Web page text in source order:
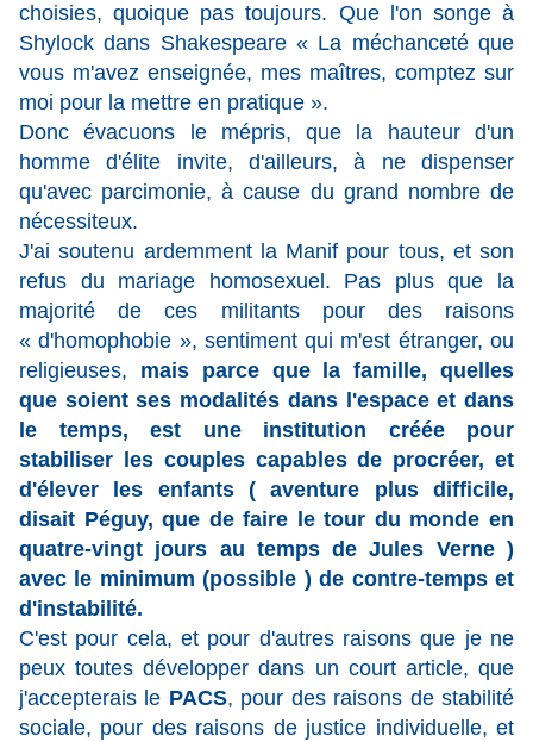
choisies, quoique pas toujours. Que l'on songe à
Shylock dans Shakespeare « La méchanceté que
vous m'avez enseignée, mes maîtres, comptez sur
moi pour la mettre en pratique ».
Donc évacuons le mépris, que la hauteur d'un
homme d'élite invite, d'ailleurs, à ne dispenser
qu'avec parcimonie, à cause du grand nombre de
nécessiteux.
J'ai soutenu ardemment la Manif pour tous, et son
refus du mariage homosexuel. Pas plus que la
majorité de ces militants pour des raisons
« d'homophobie », sentiment qui m'est étranger, ou
religieuses, mais parce que la famille, quelles
que soient ses modalités dans l'espace et dans
le temps, est une institution créée pour
stabiliser les couples capables de procréer, et
d'élever les enfants ( aventure plus difficile,
disait Péguy, que de faire le tour du monde en
quatre-vingt jours au temps de Jules Verne )
avec le minimum (possible ) de contre-temps et
d'instabilité.
C'est pour cela, et pour d'autres raisons que je ne
peux toutes développer dans un court article, que
j'accepterais le PACS, pour des raisons de stabilité
sociale, pour des raisons de justice individuelle, et